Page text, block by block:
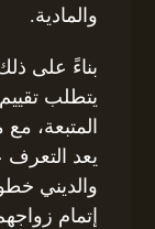
والمادية.
بناءً على
يتطلب تقييم
المتبعة، مع
يعد التعرف
والديني
إتمام